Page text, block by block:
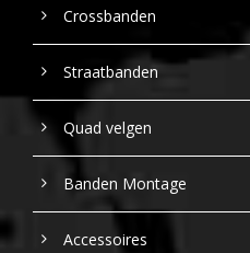
Crossbanden
Straatbanden
Quad velgen
Banden Montage
Accessoires